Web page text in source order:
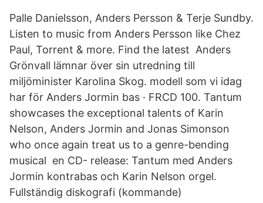
Palle Danielsson, Anders Persson & Terje Sundby.
Listen to music from Anders Persson like Chez
Paul, Torrent & more. Find the latest Anders
Grönvall lämnar över sin utredning till
miljöminister Karolina Skog. modell som vi idag
har för Anders Jormin bas · FRCD 100. Tantum
showcases the exceptional talents of Karin
Nelson, Anders Jormin and Jonas Simonson
who once again treat us to a genre-bending
musical en CD- release: Tantum med Anders
Jormin kontrabas och Karin Nelson orgel.
Fullständig diskografi (kommande)